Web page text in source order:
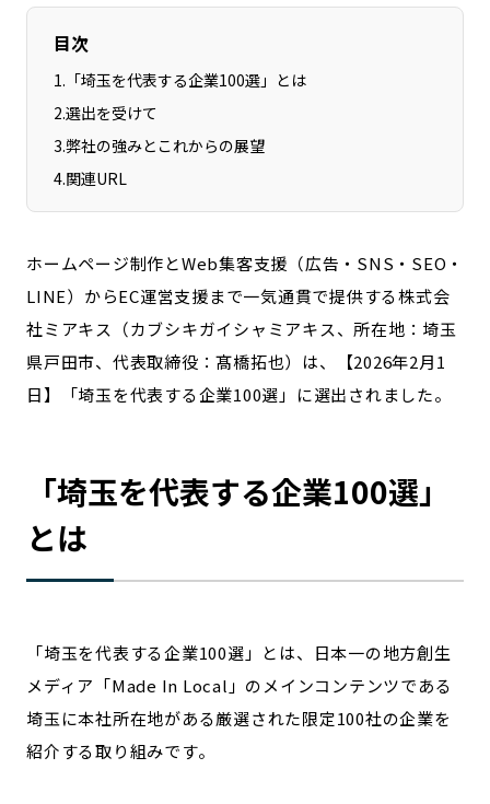
奈良エリア
鳥取エリア
島根エリア
岡山エリア
山口エリア
徳島エリア
香川エリア
佐賀エリア
長崎エリア
熊本エリア
大分エリア
宮崎エリア
鹿児島エリア
沖縄エリア
特集コンテンツ
地域を代表する 企業100選
プレスリリース
目次
1. 「埼玉を代表する企業100選」とは
2.選出を受けて
3.弊社の強みとこれからの展望
4.関連URL
ホームページ制作とWeb集客支援（広告・SNS・SEO・
LINE）からEC運営支援まで一気通貫で提供する株式会
社ミアキス（カブシキガイシャミアキス、所在地：埼玉
県戸田市、代表取締役：髙橋拓也）は、【2026年2月1
日】「埼玉を代表する企業100選」に選出されました。
「埼玉を代表する企業100選」
とは
「埼玉を代表する企業100選」とは、日本一の地方創生
メディア「Made In Local」のメインコンテンツである
埼玉に本社所在地がある厳選された限定100社の企業を
紹介する取り組みです。